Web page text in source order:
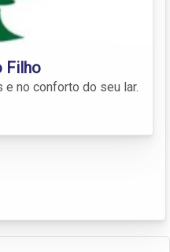
Filho
e no conforto do seu lar.